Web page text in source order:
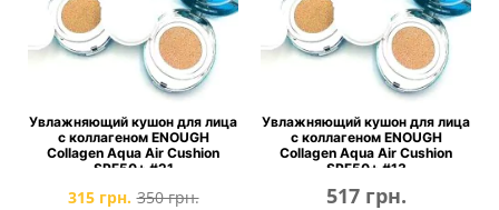
Увлажняющий кушон для лица
с коллагеном ENOUGH
Collagen Aqua Air Cushion
SPF50+ #21
315 грн. 350 грн.
Увлажняющий кушон для лица
с коллагеном ENOUGH
Collagen Aqua Air Cushion
SPF50+ #13
517 грн.